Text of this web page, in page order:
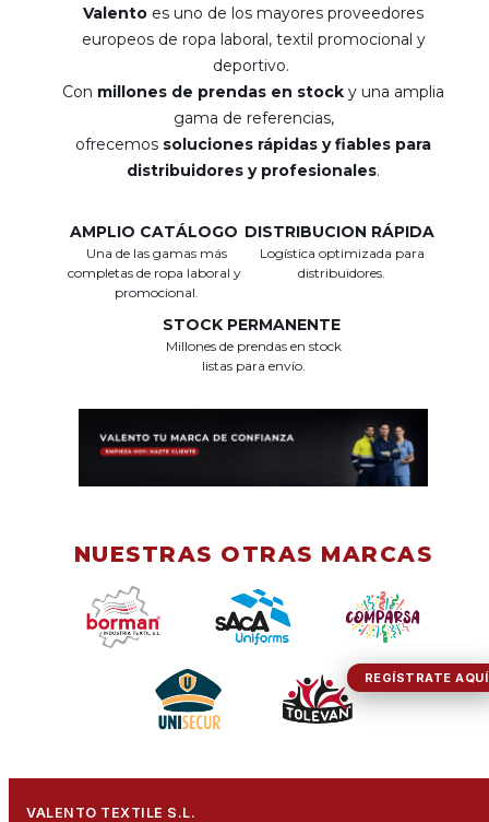
Valento es uno de los mayores proveedores
europeos de ropa laboral, textil promocional y
deportivo.
Con millones de prendas en stock y una amplia
gama de referencias,
ofrecemos soluciones rápidas y fiables para
distribuidores y profesionales.
AMPLIO CATÁLOGO
Una de las gamas más
completas de ropa laboral y
promocional.
DISTRIBUCION RÁPIDA
Logística optimizada para
distribuidores.
STOCK PERMANENTE
Millones de prendas en stock
listas para envío.
NUESTRAS OTRAS MARCAS
REGÍSTRATE AQUÍ
VALENTO TEXTILE S.L.